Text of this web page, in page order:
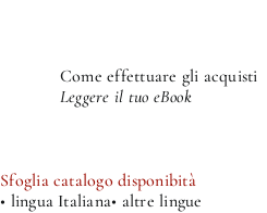
Come effettuare gli acquisti
Leggere il tuo eBook
Sfoglia catalogo disponibità
• lingua Italiana• altre lingue